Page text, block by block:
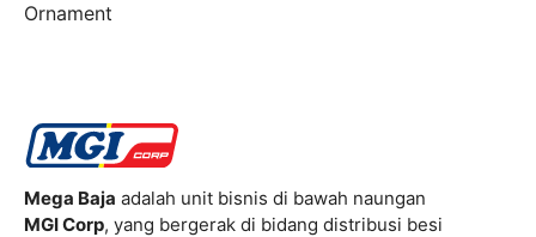
Ornament
Mega Baja adalah unit bisnis di bawah naungan
MGI Corp, yang bergerak di bidang distribusi besi